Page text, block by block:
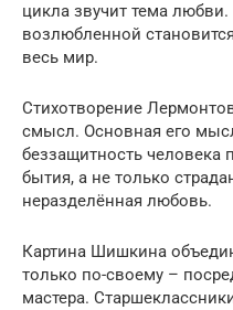
цикла звучит тема
возлюбленной
весь мир.
Стихотворение
смысл. Основная его
беззащитность человека
бытия, а не только
неразделённая любовь.
Картина Шишкина
только по-своему –
мастера.